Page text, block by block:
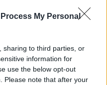
My Personal
sharing to third parties, or
information for
use the below opt-out
Please note that after your